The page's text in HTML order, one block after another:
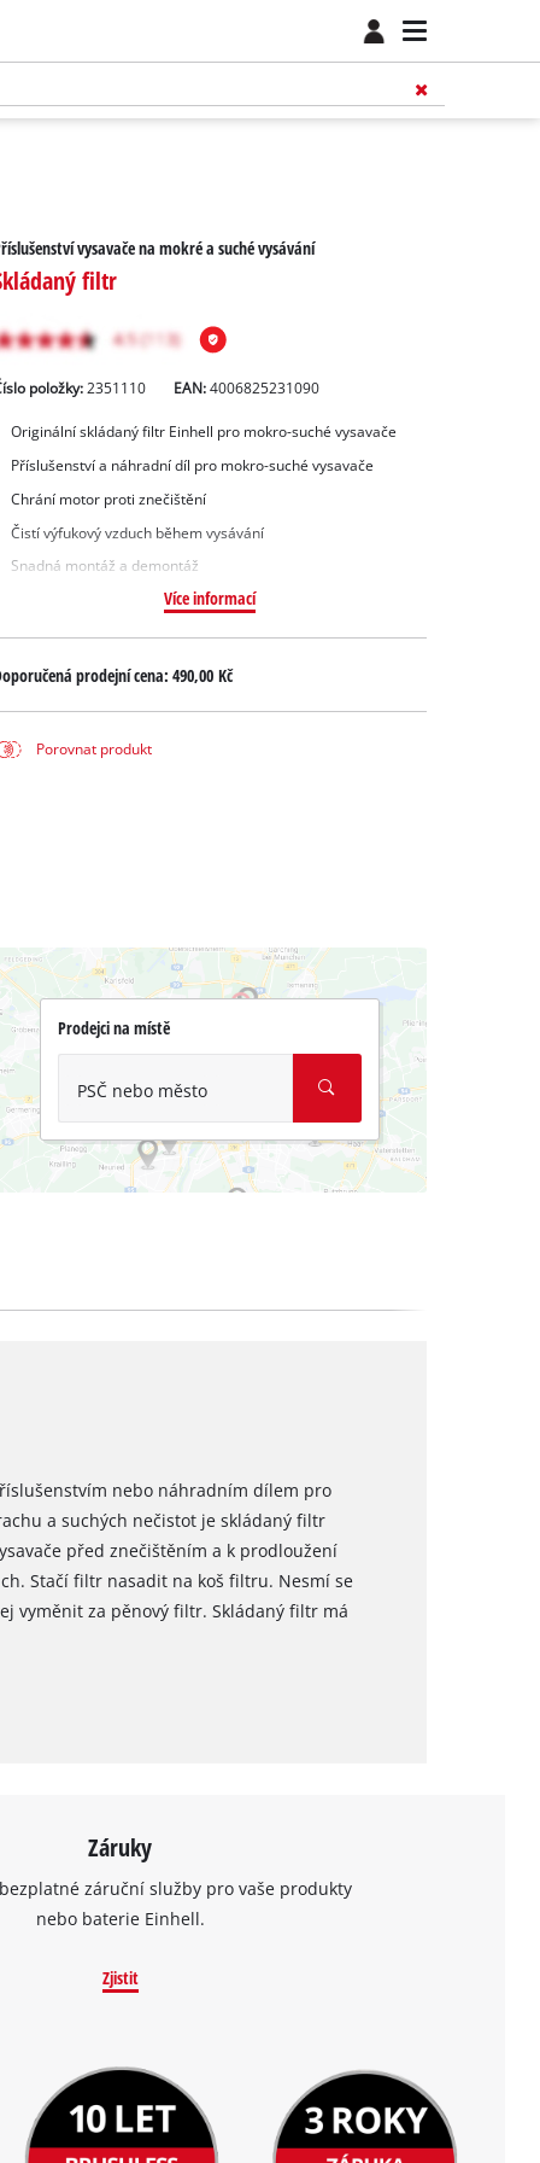
vysavače na mokré a suché vysávání
filtr
položky: 2351110 EAN:4006825231090
Originální skládaný filtr Einhell pro mokro-suché vysavače
Příslušenství a náhradní díl pro mokro-suché vysavače
Chrání motor proti znečištění
Čistí výfukový vzduch během vysávání
Snadná montáž a demontáž
Více informací
prodejní cena: 490,00 Kč
Porovnat produkt
Prodejci na místě
PSČ nebo město
nebo náhradním dílem pro
a suchých nečistot je skládaný filtr
před znečištěním a k prodloužení
Stačí filtr nasadit na koš filtru. Nesmí se
vyměnit za pěnový filtr. Skládaný filtr má
Záruky
záruční služby pro vaše produkty
nebo baterie Einhell.
Zjistit